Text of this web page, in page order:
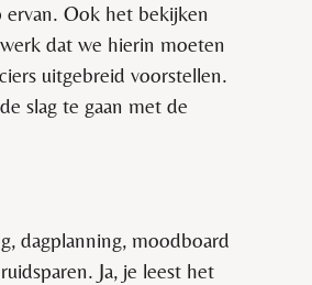
ervan. Ook het bekijken
dat we hierin moeten
uitgebreid voorstellen.
slag te gaan met de
dagplanning, moodboard
Ja, je leest het